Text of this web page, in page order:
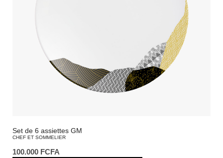
Set de 6 assiettes GM
CHEF ET SOMMELIER
100.000 FCFA